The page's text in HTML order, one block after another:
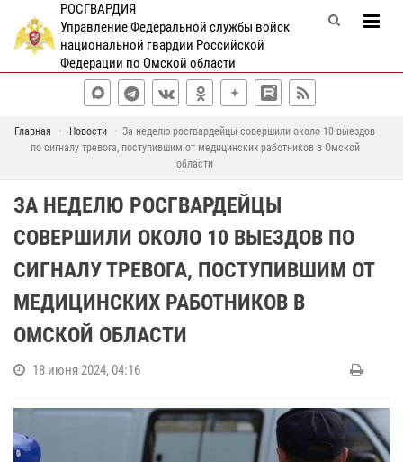
РОСГВАРДИЯ
Управление Федеральной службы войск
национальной гвардии Российской
Федерации по Омской области
Главная Новости
За неделю росгвардейцы совершили около 10 выездов
по сигналу тревога, поступившим от медицинских работников в Омской
области
ЗА НЕДЕЛЮ РОСГВАРДЕЙЦЫ
СОВЕРШИЛИ ОКОЛО 10 ВЫЕЗДОВ ПО
СИГНАЛУ ТРЕВОГА, ПОСТУПИВШИМ ОТ
МЕДИЦИНСКИХ РАБОТНИКОВ В
ОМСКОЙ ОБЛАСТИ
18 июня 2024, 04:16